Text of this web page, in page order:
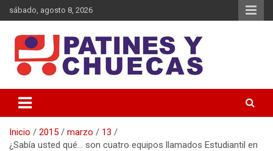
Saltar
al
sábado, agosto 8, 2026
Patines y Chuecas
Inicio 2015 marzo
13
¿Sabía usted qué… son cuatro equipos llamados Estudiantil en